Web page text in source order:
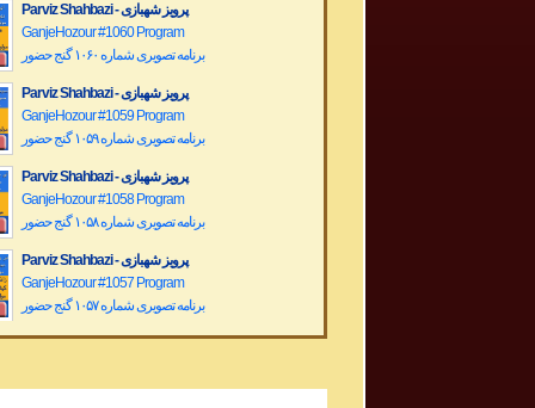
Parviz Shahbazi - پرویز شهبازی
GanjeHozour #1060 Program
برنامه تصویری شماره ۱۰۶۰ گنج حضور
Parviz Shahbazi - پرویز شهبازی
GanjeHozour #1059 Program
برنامه تصویری شماره ۱۰۵۹ گنج حضور
Parviz Shahbazi - پرویز شهبازی
GanjeHozour #1058 Program
برنامه تصویری شماره ۱۰۵۸ گنج حضور
Parviz Shahbazi - پرویز شهبازی
GanjeHozour #1057 Program
برنامه تصویری شماره ۱۰۵۷ گنج حضور
Parviz Shahbazi - پرویز شهبازی
برنامه تصویری شماره ۱۰۵۶ گنج حضور